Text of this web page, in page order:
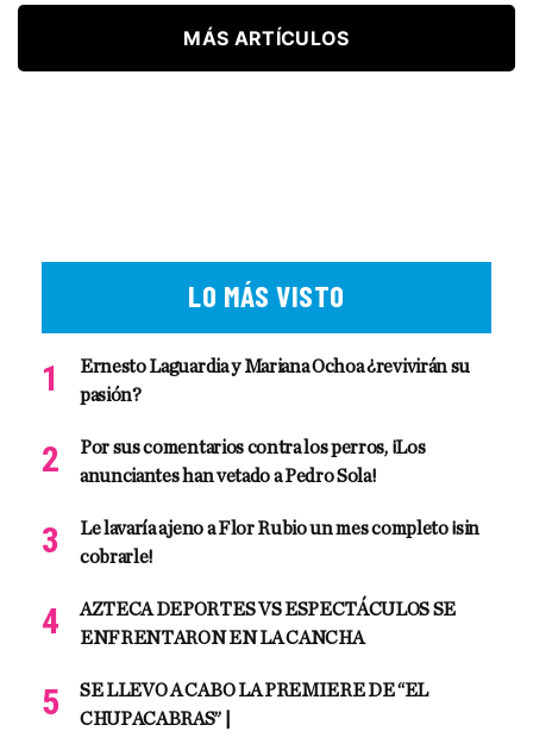
MÁS ARTÍCULOS
LO MÁS VISTO
Ernesto Laguardia y Mariana Ochoa ¿revivirán su
pasión?
Por sus comentarios contra los perros, ¡Los
anunciantes han vetado a Pedro Sola!
Le lavaría ajeno a Flor Rubio un mes completo ¡sin
cobrarle!
AZTECA DEPORTES VS ESPECTÁCULOS SE
ENFRENTARON EN LA CANCHA
SE LLEVO A CABO LA PREMIERE DE “EL
CHUPACABRAS” |